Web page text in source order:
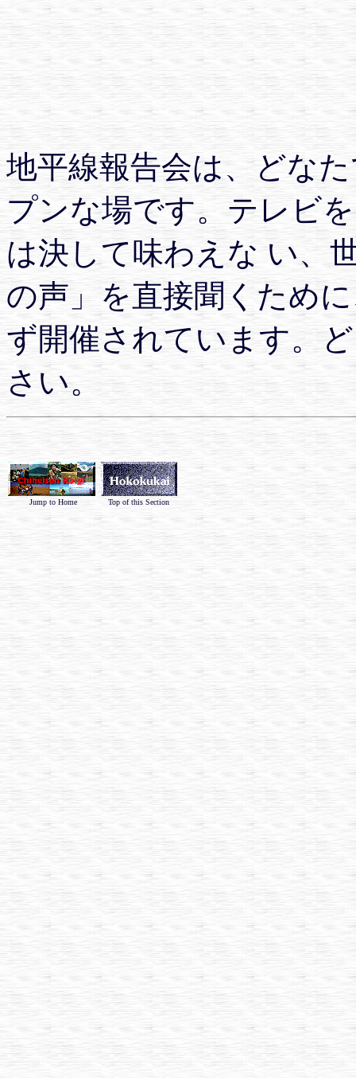
地平線報告会は、どな
プンな場です。テレビ
は決して味わえな い、
の声」を直接聞くため
ず開催されています。
さい。
Jump to Home Top of this Section